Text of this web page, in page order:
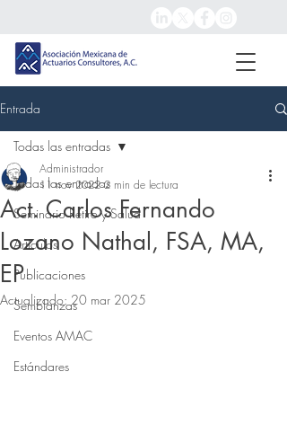
Entrada
Todas las entradas
Seminario Retiro y Salud
Artículos
Publicaciones
Semblanzas
Eventos AMAC
Estándares
Todas las entradas
Act. Carlos Fernando
Lozano Nathal, FSA, MA,
EP
Administrador
11 nov 2022 2 min de lectura
Actualizado: 20 mar 2025